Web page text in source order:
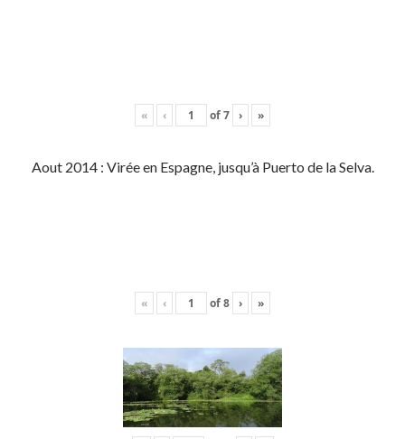
« ‹ of7 › »
Aout 2014 : Virée en Espagne, jusqu’à Puerto de la Selva.
« ‹ of8 › »